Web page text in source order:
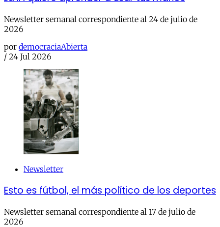
Newsletter semanal correspondiente al 24 de julio de
2026
por democraciaAbierta
/ 24 Jul 2026
Newsletter
Esto es fútbol, el más político de los deportes
Newsletter semanal correspondiente al 17 de julio de
2026